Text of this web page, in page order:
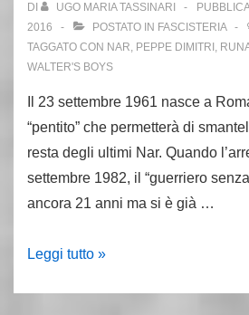
Codreanu
DI UGO MARIA TASSINARI
2016
POSTATO IN FASCISTERIA
TAGGATO CON NAR, PEPPE DIMITRI ,
WALTER'S BOYS
Il 23 settembre 1961 nasce a
“pentito” che permetterà di
resta degli ultimi Nar. Quando
settembre 1982, il “guerriero
ancora 21 anni ma si è già …
23
Leggi tutto »